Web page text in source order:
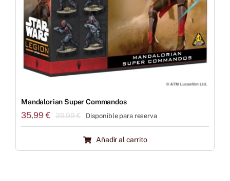
Mandalorian Super Commandos
39,99€El
original
era:
35,99€
El
actual
es:
Disponible para reserva
Añadir al carrito